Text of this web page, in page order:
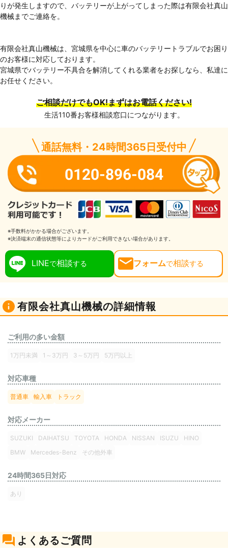
りが発生しますので、バッテリーが上がってしまった際は有限会社真山
機械までご連絡を。
有限会社真山機械は、宮城県を中心に車のバッテリートラブルでお困り
のお客様に対応しております。
宮城県でバッテリー不具合を解消してくれる業者をお探しなら、私達に
お任せください。
ご相談だけでもOK!まずはお電話ください!
生活110番お客様相談窓口につながります。
通話無料・24時間365日受付中
0120-896-084
※手数料がかかる場合がございます。
※決済端末の通信状態等によりカードがご利用できない場合があります。
LINEで相談する フォームで相談する
有限会社真山機械の詳細情報
ご利用の多い金額
1万円未満 1～3万円 3～5万円 5万円以上
対応車種
普通車 輸入車 トラック
対応メーカー
SUZUKI DAIHATSU TOYOTA HONDA NISSAN ISUZU
HINO
BMW
Mercedes-Benz その他外車
24時間365日対応
あり
よくあるご質問